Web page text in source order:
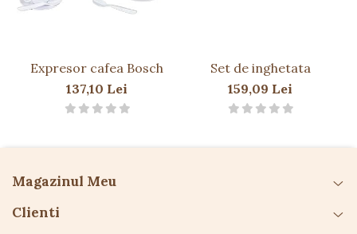
Ideal ca și cadou pentru copiii pasionați de gătit
Conține:
Tocă de bucătar
Dimensiuni:
Șorț:
Expresor cafea Bosch
137,10 Lei
Set de inghetata
159,09 Lei
Magazinul Meu
Clienti